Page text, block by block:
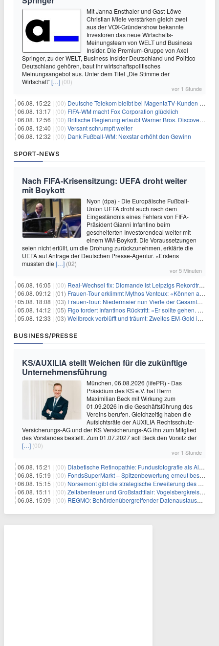
Mit Janna Ensthaler und Gast-Löwe
Christian Miele verstärken gleich zwei
aus der VOX-Gründershow bekannte
Investoren das neue Wirtschafts-
Meinungsteam von WELT und Business
Insider. Die Premium-Gruppe von Axel
Springer, zu der WELT, Business Insider Deutschland und Politico
Deutschland gehören, baut ihr wirtschaftspolitisches
Meinungsangebot aus. Unter dem Titel „Die Stimme der
Wirtschaft“[…] (00)
vor 1 Stunde
06.08. 15:22 | (00) Deutsche Telekom bleibt bei MagentaTV-Kunden vage
06.08. 13:17 | (00) FIFA-WM macht Fox Corporation glücklich
06.08. 12:56 | (00) Britische Regierung erlaubt Warner Bros. Discovery-Übernahme
06.08. 12:40 | (00) Versant schrumpft weiter
06.08. 12:32 | (00) Dank Fußball-WM: Nexstar erhöht den Gewinn
SPORT-NEWS
Nach FIFA-Krisensitzung: UEFA droht weiter
mit Boykott
Nyon (dpa) - Die Europäische Fußball-
Union UEFA droht auch nach dem
Eingeständnis eines Fehlers von FIFA-
Präsident Gianni Infantino beim
gescheiterten Investorendeal weiter mit
einem WM-Boykott. Die Voraussetzungen
seien nicht erfüllt, um die Drohung zurückzunehmen, erklärte die
UEFA auf Anfrage der Deutschen Presse-Agentur. «Erstens
mussten die […] (02)
vor 5 Minuten
06.08. 16:05 | (00) Real-Wechsel fix: Diomande ist Leipzigs Rekordtransfer
06.08. 09:12 | (01) Frauen-Tour erklimmt Mythos Ventoux: «Können alles schaffen»
05.08. 18:08 | (03) Frauen-Tour: Niedermaier nun Vierte der Gesamtwertung
05.08. 14:12 | (05) Figo fordert Infantinos Rücktritt: «Er sollte gehen. Jetzt»
05.08. 12:33 | (03) Wellbrock verblüfft und träumt: Zweites EM-Gold in Paris
BUSINESS/PRESSE
KS/AUXILIA stellt Weichen für die zukünftige
Unternehmensführung
München, 06.08.2026 (lifePR) - Das
Präsidium des KS e.V. hat Herrn
Maximilian Beck mit Wirkung zum
01.09.2026 in die Geschäftsführung des
Vereins berufen. Gleichzeitig haben die
Aufsichtsräte der AUXILIA Rechtsschutz-
Versicherungs-AG und der KS Versicherungs-AG ihn zum Mitglied
des Vorstandes bestellt. Zum 01.07.2027 soll Beck den Vorsitz der
[…] (00)
vor 1 Stunde
06.08. 15:21 | (00) Diabetische Retinopathie: Fundusfotografie als Alternative zur Ophthalmoskopie
06.08. 15:19 | (00) FondsSuperMarkt – Spitzenbewertung erneut bestätigt
06.08. 15:15 | (00) Norsemont gibt die strategische Erweiterung des Konzessionspakets Choquelimpie auf 9.048 Hektar bekannt
06.08. 15:11 | (00) Zeltabenteuer und Großstadtflair: Vogelsbergkreis blickt auf zwei erfolgreiche Sommerfreizeiten zurück
06.08. 15:09 | (00) REGMO: Behördenübergreifender Datenaustausch für Millionen Bürger:innen – Teil 1